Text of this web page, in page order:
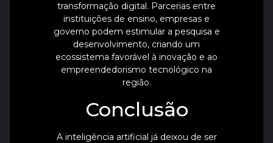
transformação digital. Parcerias entre
instituições de ensino, empresas e
governo podem estimular a pesquisa e
desenvolvimento, criando um
ecossistema favorável à inovação e ao
empreendedorismo tecnológico na
região.
Conclusão
A inteligência artificial já deixou de ser